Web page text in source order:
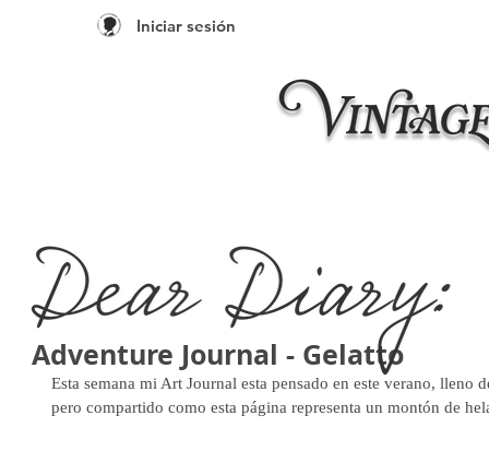
Iniciar sesión
Adventure Journal - Gelatto
Esta semana mi Art Journal esta pensado en este verano, lleno
pero compartido como esta página representa un montón de